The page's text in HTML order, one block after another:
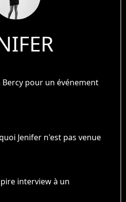
Bercy pour un événement
Jenifer n'est pas venue
interview à un